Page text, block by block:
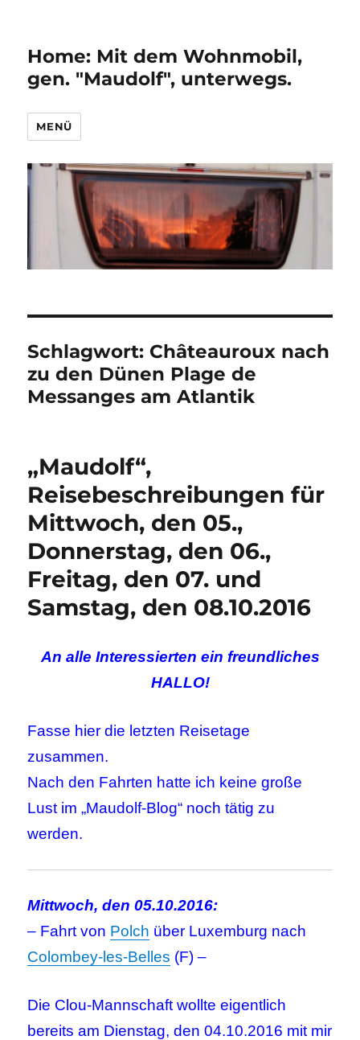
Home: Mit dem Wohnmobil,
gen. "Maudolf", unterwegs.
MENÜ
Schlagwort: Châteauroux nach
zu den Dünen Plage de
Messanges am Atlantik
„Maudolf“,
Reisebeschreibungen für
Mittwoch, den 05.,
Donnerstag, den 06.,
Freitag, den 07. und
Samstag, den 08.10.2016
An alle Interessierten ein freundliches
HALLO!
Fasse hier die letzten Reisetage
zusammen.
Nach den Fahrten hatte ich keine große
Lust im „Maudolf-Blog“ noch tätig zu
werden.
Mittwoch, den 05.10.2016:
– Fahrt von Polch über Luxemburg nach
Colombey-les-Belles (F) –
Die Clou-Mannschaft wollte eigentlich
bereits am Dienstag, den 04.10.2016 mit mir